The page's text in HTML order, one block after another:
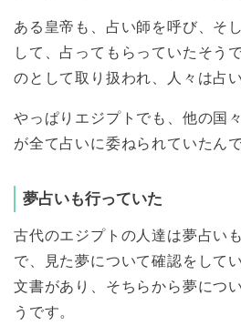
ある皇帝も、占い師を呼び、そ
して、占ってもらっていたそう
のとして取り扱われ、人々は占
やっぱりエジプトでも、他の国
が全て占いに委ねられていたんで
夢占いも行っていた
古代のエジプトの人達は夢占い
で、見た夢について確認をして
文書があり、そちらから夢につ
うです。